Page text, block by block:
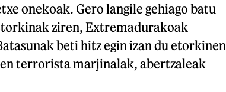
onekoak. Gero langile gehiago batu
ziren, Extremadurakoak
beti hitz egin izan du etorkinen
terrorista marjinalak, abertzaleak